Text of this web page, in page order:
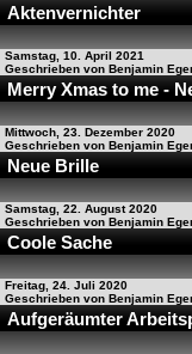
Aktenvernichter
Samstag, 10. April 2021
Geschrieben von Benjamin
Merry Xmas to me -
Mittwoch, 23. Dezember 2020
Geschrieben von Benjamin
Neue Brille
Samstag, 22. August 2020
Geschrieben von Benjamin
Coole Sache
Freitag, 24. Juli 2020
Geschrieben von Benjamin
Aufgeräumter